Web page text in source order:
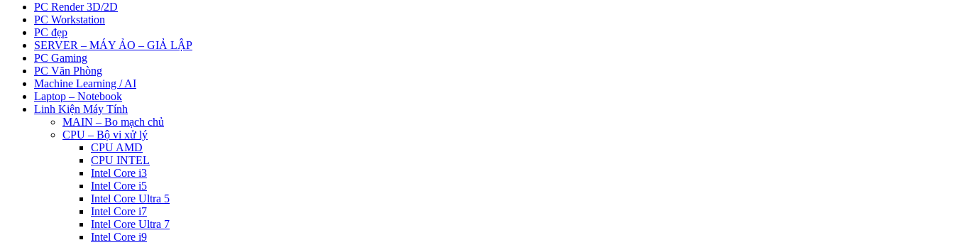
PC Render 3D/2D
PC Workstation
PC đẹp
SERVER – MÁY ẢO – GIẢ LẬP
PC Gaming
PC Văn Phòng
Machine Learning / AI
Laptop – Notebook
Linh Kiện Máy Tính
MAIN – Bo mạch chủ
CPU – Bộ vi xử lý
CPU AMD
CPU INTEL
Intel Core i3
Intel Core i5
Intel Core Ultra 5
Intel Core i7
Intel Core Ultra 7
Intel Core i9